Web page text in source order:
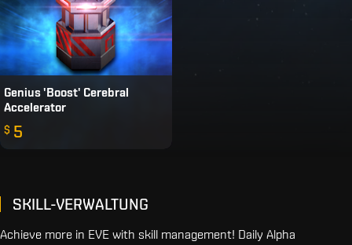
Genius 'Boost' Cerebral
Accelerator
$ 5
SKILL-VERWALTUNG
Achieve more in EVE with skill management! Daily Alpha